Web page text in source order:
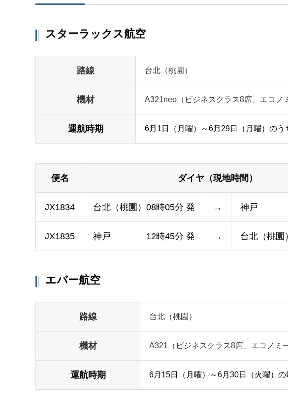
スターラックス航空
路線 台北（桃園）
機材 A321neo（ビジネスクラス8席、エコノ
運航時期 6月1日（月曜）～6月29日（月曜）のう
便名 ダイヤ（現地時間）
JX1834 台北（桃園）08時05分 発 → 神戸 11
JX1835 神戸 12時45分 発 → 台北（桃園
エバー航空
路線 台北（桃園）
機材 A321（ビジネスクラス8席、エコノミ
運航時期 6月15日（月曜）～6月30日（火曜）の